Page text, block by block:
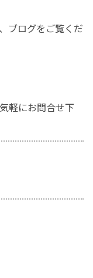
ブログをご覧くだ
軽にお問合せ下